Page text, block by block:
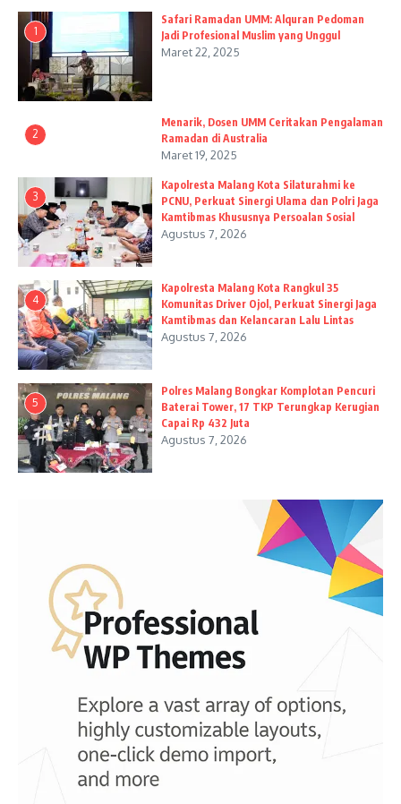
1
Safari Ramadan UMM: Alquran Pedoman
Jadi Profesional Muslim yang Unggul
Maret 22, 2025
2
Menarik, Dosen UMM Ceritakan Pengalaman
Ramadan di Australia
Maret 19, 2025
3
Kapolresta Malang Kota Silaturahmi ke
PCNU, Perkuat Sinergi Ulama dan Polri Jaga
Kamtibmas Khususnya Persoalan Sosial
Agustus 7, 2026
4
Kapolresta Malang Kota Rangkul 35
Komunitas Driver Ojol, Perkuat Sinergi Jaga
Kamtibmas dan Kelancaran Lalu Lintas
Agustus 7, 2026
5
Polres Malang Bongkar Komplotan Pencuri
Baterai Tower, 17 TKP Terungkap Kerugian
Capai Rp 432 Juta
Agustus 7, 2026